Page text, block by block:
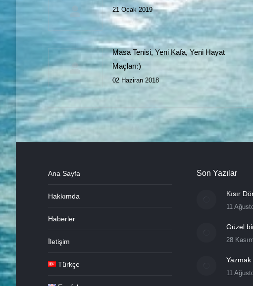
21 Ocak 2019
Masa Tenisi, Yeni Kafa, Yeni Hayat
Maçları:)
02 Haziran 2018
Ana Sayfa
Hakkımda
Haberler
İletişim
Türkçe
Son Yazılar
Kısır
11
Güzel
28
Yazmak
11